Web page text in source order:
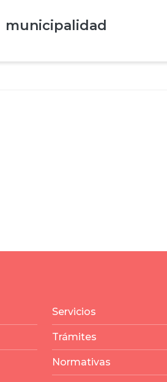
municipalidad
Servicios
Trámites
Normativas